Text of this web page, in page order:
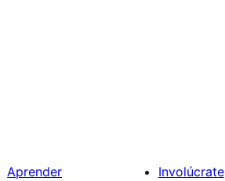
Aprender Involúcrate